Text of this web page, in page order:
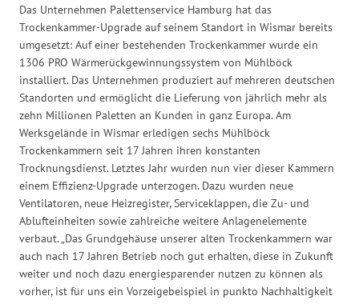
Das Unternehmen Palettenservice Hamburg hat das
Trockenkammer-Upgrade auf seinem Standort in Wismar bereits
umgesetzt: Auf einer bestehenden Trockenkammer wurde ein
1306 PRO Wärmerückgewinnungssystem von Mühlböck
installiert. Das Unternehmen produziert auf mehreren deutschen
Standorten und ermöglicht die Lieferung von jährlich mehr als
zehn Millionen Paletten an Kunden in ganz Europa. Am
Werksgelände in Wismar erledigen sechs Mühlböck
Trockenkammern seit 17 Jahren ihren konstanten
Trocknungsdienst. Letztes Jahr wurden nun vier dieser Kammern
einem Effizienz-Upgrade unterzogen. Dazu wurden neue
Ventilatoren, neue Heizregister, Serviceklappen, die Zu- und
Ablufteinheiten sowie zahlreiche weitere Anlagenelemente
verbaut. „Das Grundgehäuse unserer alten Trockenkammern war
auch nach 17 Jahren Betrieb noch gut erhalten, diese in Zukunft
weiter und noch dazu energiesparender nutzen zu können als
vorher, ist für uns ein Vorzeigebeispiel in punkto Nachhaltigkeit